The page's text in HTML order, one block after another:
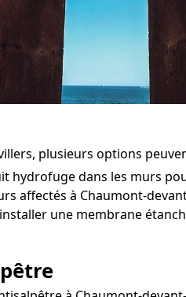
plusieurs options
hydrofuge dans les murs
affectés à Chaumont-
une membrane